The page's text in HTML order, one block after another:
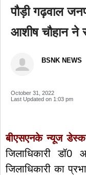
पौड़ी गढ़वाल
आशीष चौहान ने
BSNK NEWS
October 31, 2022
Last Updated on 1:03 pm
बीएसएनके न्यूज डेस्क
जिलाधिकारी
जिलाधिकारी का